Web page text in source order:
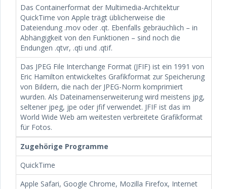
Das Containerformat der Multimedia-Architektur
QuickTime von Apple trägt üblicherweise die
Dateiendung .mov oder .qt. Ebenfalls gebräuchlich – in
Abhängigkeit von den Funktionen – sind noch die
Endungen .qtvr, .qti und .qtif.
Das JPEG File Interchange Format (JFIF) ist ein 1991 von
Eric Hamilton entwickeltes Grafikformat zur Speicherung
von Bildern, die nach der JPEG-Norm komprimiert
wurden. Als Dateinamenserweiterung wird meistens jpg,
seltener jpeg, jpe oder jfif verwendet. JFIF ist das im
World Wide Web am weitesten verbreitete Grafikformat
für Fotos.
Zugehörige Programme
QuickTime
Apple Safari, Google Chrome, Mozilla Firefox, Internet